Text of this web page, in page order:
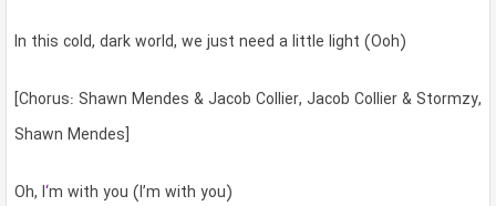
In this cold, dark world, we just need a little light (Ooh)
[Chorus: Shawn Mendes & Jacob Collier, Jacob Collier & Stormzy,
Shawn Mendes]
Oh, I‘m with you (I’m with you)